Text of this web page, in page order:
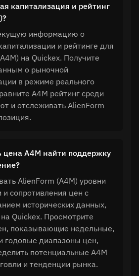
капитализация и рейтинг
информацию о
и рейтинге для
на Quickex. Получите
о рыночной
в режиме реального
A4M рейтинг среди
и отслеживать AlienForm
цена A4M найти поддержку
AlienForm (A4M) уровни
сопротивления цен с
исторических данных,
Quickex. Просмотрите
показывающие недельные,
годовые диапазоны цен,
потенциальные A4M
и тенденции рынка.